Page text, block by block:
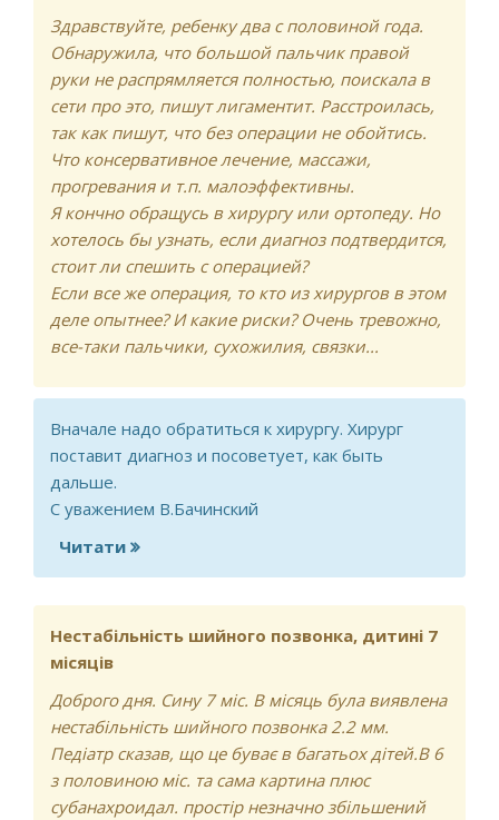
Здравствуйте, ребенку два с половиной года.
Обнаружила, что большой пальчик правой
руки не распрямляется полностью, поискала в
сети про это, пишут лигаментит. Расстроилась,
так как пишут, что без операции не обойтись.
Что консервативное лечение, массажи,
прогревания и т.п. малоэффективны.
Я кончно обращусь в хирургу или ортопеду. Но
хотелось бы узнать, если диагноз подтвердится,
стоит ли спешить с операцией?
Если все же операция, то кто из хирургов в этом
деле опытнее? И какие риски? Очень тревожно,
все-таки пальчики, сухожилия, связки...
Вначале надо обратиться к хирургу. Хирург
поставит диагноз и посоветует, как быть
дальше.
С уважением В.Бачинский
Читати про Пальчик не распрямляется -
лигаментит?
Нестабільність шийного позвонка, дитині 7
місяців
Доброго дня. Сину 7 міс. В місяць була виявлена
нестабільність шийного позвонка 2.2 мм.
Педіатр сказав, що це буває в багатьох дітей.В 6
з половиною міс. та сама картина плюс
субанахроидал. простір незначно збільшений